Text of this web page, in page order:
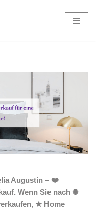
Augustin – ❤️
Wenn Sie nach ✺
★ Home